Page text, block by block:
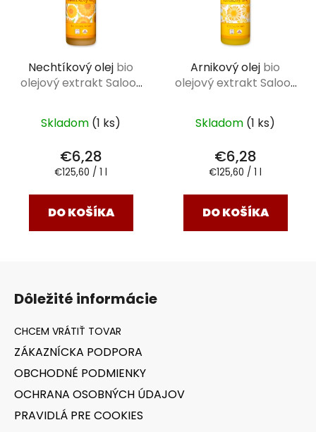
Nechtíkový olej bio
olejový extrakt Saloos
Skladom (1 ks)
€6,28
Jednotková
€125,60 / 1 l
DO KOŠÍKA
Arnikový olej bio
olejový extrakt Saloos
Skladom (1 ks)
€6,28
Jednotková
€125,60 / 1 l
DO KOŠÍKA
Dôležité informácie
ZÁKAZNÍCKA PODPORA
OBCHODNÉ PODMIENKY
OCHRANA OSOBNÝCH ÚDAJOV
PRAVIDLÁ PRE COOKIES